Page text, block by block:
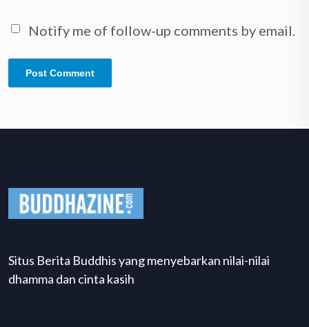
Notify me of follow-up comments by email.
Situs Berita Buddhis yang menyebarkan nilai-nilai
dhamma dan cinta kasih